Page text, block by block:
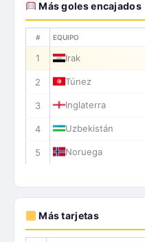
Más goles encajados
# EQUIPO
1 Irak
2 Túnez
3 Inglaterra
4 Uzbekistán
5 Noruega
Más tarjetas